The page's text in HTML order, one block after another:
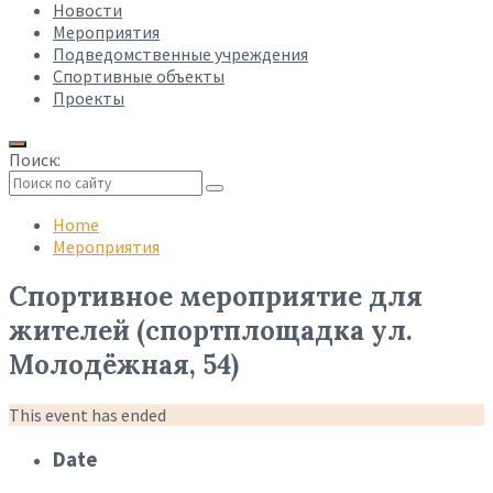
Новости
Мероприятия
Подведомственные учреждения
Спортивные объекты
Проекты
Поиск:
search
Home
Мероприятия
Спортивное мероприятие для
жителей (спортплощадка ул.
Молодёжная, 54)
This event has ended
Date